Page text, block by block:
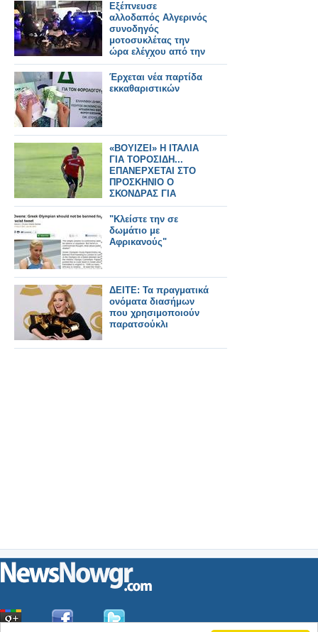
Εξέπνευσε
αλλοδαπός Αλγερινός
συνοδηγός
μοτοσυκλέτας την
ώρα ελέγχου από την
αστυνομία."Ήταν
εξαντλημένος λόγω
του Ραμαζανιού λένε
οι πρώτες
Έρχεται νέα παρτίδα
εκκαθαριστικών
«ΒΟΥΙΖΕΙ» Η ΙΤΑΛΙΑ
ΓΙΑ ΤΟΡΟΣΙΔΗ...
ΕΠΑΝΕΡΧΕΤΑΙ ΣΤΟ
ΠΡΟΣΚΗΝΙΟ Ο
ΣΚΟΝΔΡΑΣ ΓΙΑ
ΟΛΥΜΠΙΑΚΟ
"Κλείστε την σε
δωμάτιο με
Αφρικανούς"
ΔΕΙΤΕ: Τα πραγματικά
ονόματα διασήμων
που χρησιμοποιούν
παρατσούκλι